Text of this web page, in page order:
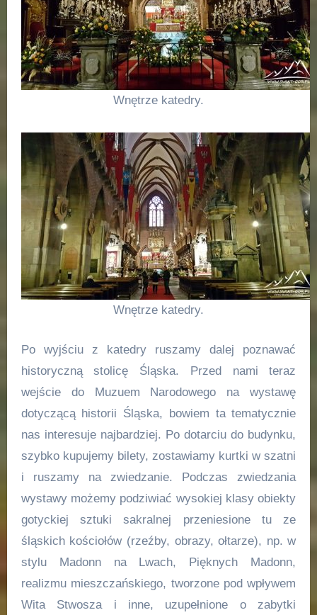
Wnętrze katedry.
Wnętrze katedry.
Po wyjściu z katedry ruszamy dalej poznawać
historyczną stolicę Śląska. Przed nami teraz
wejście do Muzuem Narodowego na wystawę
dotyczącą historii Śląska, bowiem ta tematycznie
nas interesuje najbardziej. Po dotarciu do budynku,
szybko kupujemy bilety, zostawiamy kurtki w szatni
i ruszamy na zwiedzanie. Podczas zwiedzania
wystawy możemy podziwiać wysokiej klasy obiekty
gotyckiej sztuki sakralnej przeniesione tu ze
śląskich kościołów (rzeźby, obrazy, ołtarze), np. w
stylu Madonn na Lwach, Pięknych Madonn,
realizmu mieszczańskiego, tworzone pod wpływem
Wita Stwosza i inne, uzupełnione o zabytki